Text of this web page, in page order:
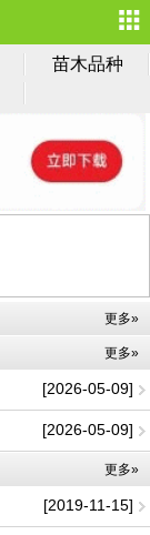
苗木品种
更多»
更多»
[2026-05-09]
[2026-05-09]
更多»
[2019-11-15]